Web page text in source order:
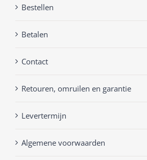
Bestellen
Betalen
Contact
Retouren, omruilen en garantie
Levertermijn
Algemene voorwaarden